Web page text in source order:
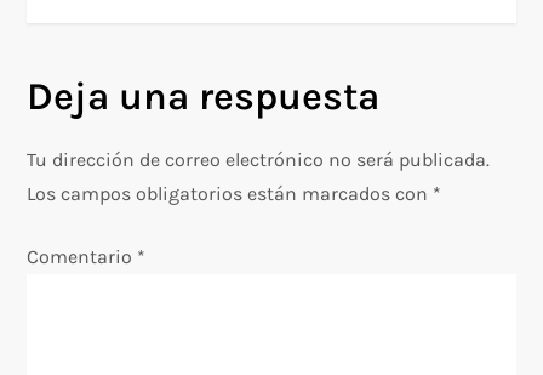
g
a
c
i
Deja una respuesta
Tu dirección de correo electrónico no será publicada.
Los campos obligatorios están marcados con *
Comentario *